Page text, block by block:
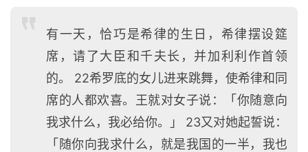
有一天，恰巧是希律的生日，希律摆设筵
席，请了大臣和千夫长，并加利利作首领
的。 22希罗底的女儿进来跳舞，使希律和同
席的人都欢喜。王就对女子说：「你随意向
我求什么，我必给你。」 23又对她起誓说：
「随你向我求什么，就是我国的一半，我也